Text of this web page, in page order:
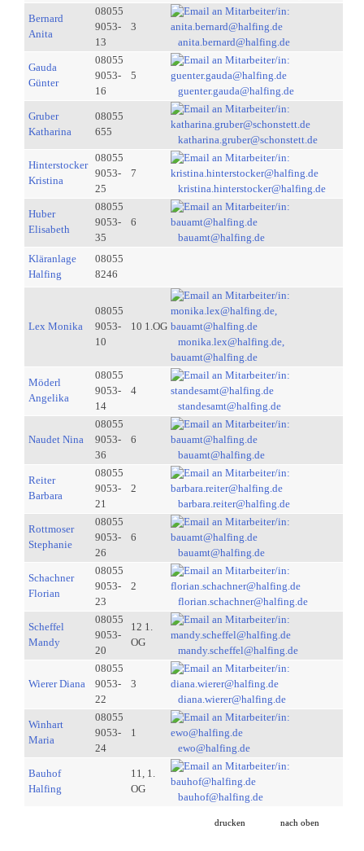
Bernard
Anita
08055
9053-
13
3
anita.bernard@halfing.de
Gauda
Günter
08055
9053-
16
5
guenter.gauda@halfing.de
Gruber
Katharina
08055
655
katharina.gruber@schonstett.de
Hinterstocker
Kristina
08055
9053-
25
7
kristina.hinterstocker@halfing.de
Huber
Elisabeth
08055
9053-
35
6
bauamt@halfing.de
Kläranlage
Halfing
08055
8246
Lex Monika
08055
9053-
10
10 1.OG
monika.lex@halfing.de,
bauamt@halfing.de
Möderl
Angelika
08055
9053-
14
4
standesamt@halfing.de
Naudet Nina
08055
9053-
36
6
bauamt@halfing.de
Reiter
Barbara
08055
9053-
21
2
barbara.reiter@halfing.de
Rottmoser
Stephanie
08055
9053-
26
6
bauamt@halfing.de
Schachner
Florian
08055
9053-
23
2
florian.schachner@halfing.de
Scheffel
Mandy
08055
9053-
20
12 1.
OG
mandy.scheffel@halfing.de
Wierer Diana
08055
9053-
22
3
diana.wierer@halfing.de
Winhart
Maria
08055
9053-
24
1
ewo@halfing.de
Bauhof
Halfing
11, 1.
OG
bauhof@halfing.de
drucken nach oben